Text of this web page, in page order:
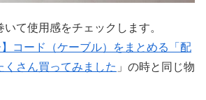
て使用感をチェックします。
】コード（ケーブル）をまとめる「配
くさん買ってみました 」の時と同じ物